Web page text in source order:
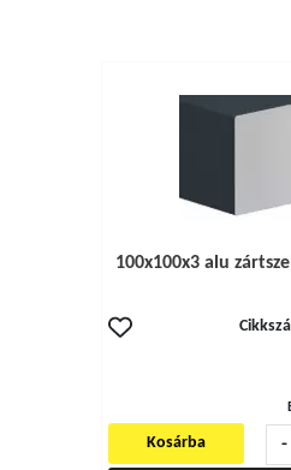
100x100x3 alu
-
Kosárba